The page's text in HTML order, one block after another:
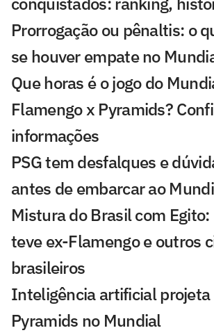
Prorrogação ou pênaltis: o
se houver empate no
Que horas é o jogo do
Flamengo x Pyramids?
informações
PSG tem desfalques e
antes de embarcar ao
Mistura do Brasil com
teve ex-Flamengo e outros
brasileiros
Inteligência artificial projeta
Pyramids no Mundial